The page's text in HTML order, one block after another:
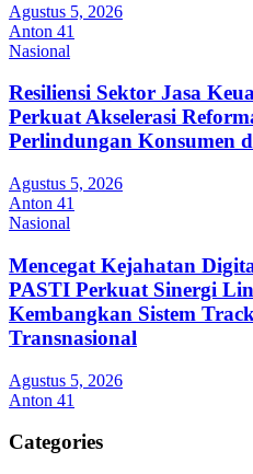
Agustus 5, 2026
Anton 41
Nasional
Resiliensi Sektor Jasa
Perkuat Akselerasi
Perlindungan Konsumen
Agustus 5, 2026
Anton 41
Nasional
Mencegat Kejahatan
PASTI Perkuat Sinergi
Kembangkan Sistem
Transnasional
Agustus 5, 2026
Anton 41
Categories